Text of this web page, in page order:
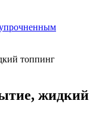
топпинг
жидкий